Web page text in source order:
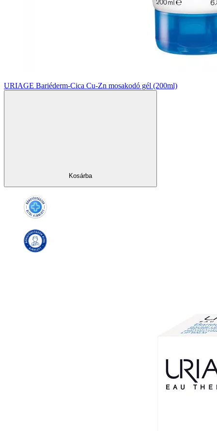
URIAGE Bariéderm-Cica Cu-Zn mosakodó gél (200ml)
Kosárba